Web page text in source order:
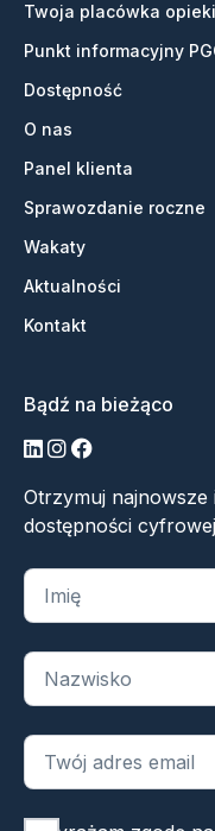
Twoja placówka
Punkt informacyjny
Dostępność
O nas
Panel klienta
Sprawozdanie roczne
Wakaty
Aktualności
Kontakt
Bądź na bieżąco
LinkedIn
Instagram
Facebook
Otrzymuj
dostępności
„*” oznacza